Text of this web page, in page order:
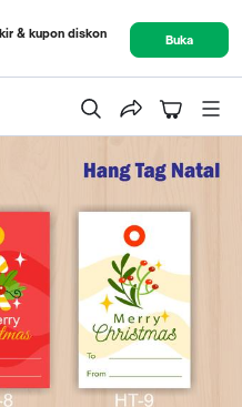
& kupon diskon
Buka